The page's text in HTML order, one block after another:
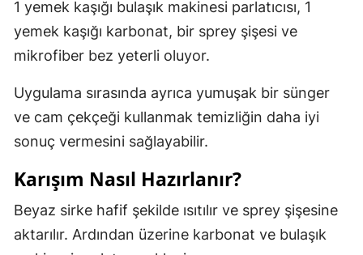
1 yemek kaşığı bulaşık makinesi parlatıcısı, 1
yemek kaşığı karbonat, bir sprey şişesi ve
mikrofiber bez yeterli oluyor.
Uygulama sırasında ayrıca yumuşak bir sünger
ve cam çekçeği kullanmak temizliğin daha iyi
sonuç vermesini sağlayabilir.
Karışım Nasıl Hazırlanır?
Beyaz sirke hafif şekilde ısıtılır ve sprey şişesine
aktarılır. Ardından üzerine karbonat ve bulaşık